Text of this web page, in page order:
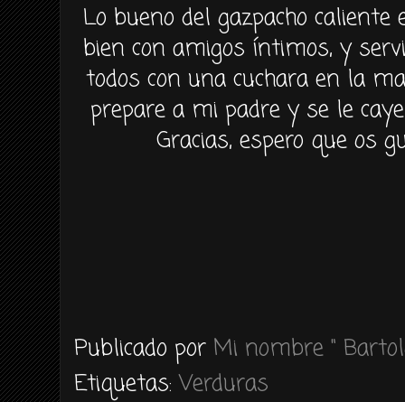
Lo bueno del gazpacho
bien con amigos íntimos, y
todos con una cuchara en la
prepare a mi padre y se le
Gracias, espero que os
Publicado por Mi nombre "
Etiquetas:Verduras